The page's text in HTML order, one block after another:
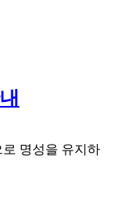
명성을 유지하